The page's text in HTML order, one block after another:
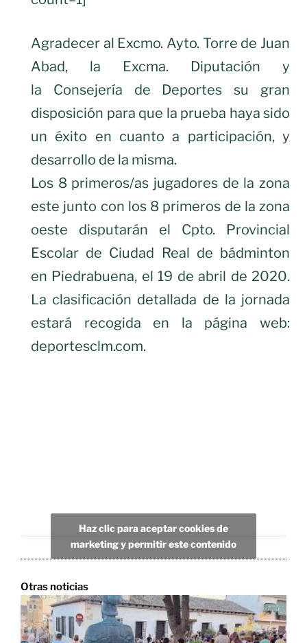
Agradecer al Excmo. Ayto. Torre de Juan
Abad, la Excma. Diputación y
la Consejería de Deportes su gran
disposición para que la prueba haya sido
un éxito en cuanto a participación, y
desarrollo de la misma.
Los 8 primeros/as jugadores de la zona
este junto con los 8 primeros de la zona
oeste disputarán el Cpto. Provincial
Escolar de Ciudad Real de bádminton
en Piedrabuena, el 19 de abril de 2020.
La clasificación detallada de la jornada
estará recogida en la página web:
deportesclm.com.
Haz clic para aceptar cookies de
marketing y permitir este contenido
Otras noticias